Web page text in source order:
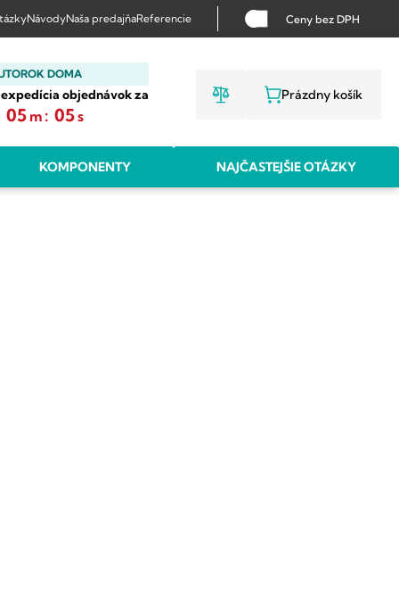
NávodyNaša predajňaReferencie Ceny bez DPH
DOMA
objednávok za
05 m : 05s
NÁKUPNÝ
Prázdny košík
KOMPONENTY NAJČASTEJŠIE OTÁZKY